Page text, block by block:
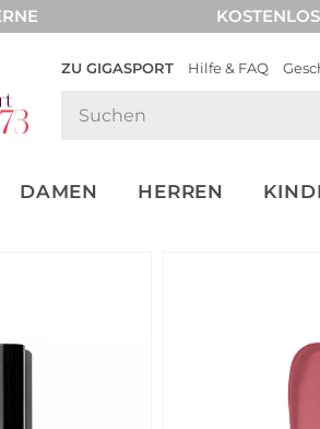
ZU GIGASPORT Hilfe & FAQ
DAMEN HERREN